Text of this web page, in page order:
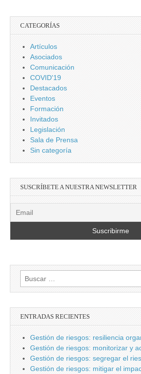
CATEGORÍAS
Artículos
Asociados
Comunicación
COVID'19
Destacados
Eventos
Formación
Invitados
Legislación
Sala de Prensa
Sin categoría
SUSCRÍBETE A NUESTRA NEWSLETTER
Buscar:
ENTRADAS RECIENTES
Gestión de riesgos: resiliencia
Gestión de riesgos: monitorizar y
Gestión de riesgos: segregar el
Gestión de riesgos: mitigar el